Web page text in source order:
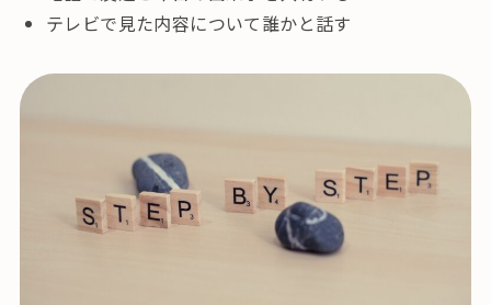
テレビで見た内容について誰かと話す